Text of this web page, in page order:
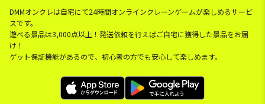
DMMオンクレは自宅にて24時間オンラインクレーンゲームが楽しめるサービ
スです。
遊べる景品は3,000点以上！発送依頼を行えばご自宅に獲得した景品をお届
け！
ゲット保証機能があるので、初心者の方でも安心して楽しめます。